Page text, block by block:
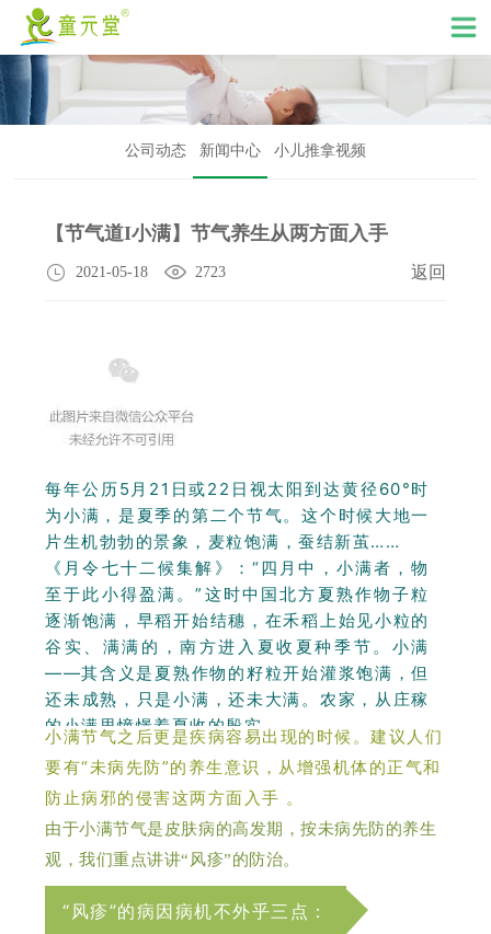
公司动态 新闻中心 小儿推拿视频
【节气道I小满】节气养生从两方面入手
返回
2021-05-18 2723
每年公历5月21日或22日视太阳到达黄径60°时
为小满，是夏季的第二个节气。这个时候大地一
片生机勃勃的景象，麦粒饱满，蚕结新茧……
《月令七十二候集解》：“四月中，小满者，物
至于此小得盈满。”这时中国北方夏熟作物子粒
逐渐饱满，早稻开始结穗，在禾稻上始见小粒的
谷实、满满的，南方进入夏收夏种季节。小满
——其含义是夏熟作物的籽粒开始灌浆饱满，但
还未成熟，只是小满，还未大满。农家，从庄稼
的小满里憧憬着夏收的殷实。
小满节气之后更是疾病容易出现的时候。建议人们
要有“未病先防”的养生意识，从增强机体的正气和
防止病邪的侵害这两方面入手 。
由于小满节气是皮肤病的高发期，按未病先防的养生
观，我们重点讲讲“风疹”的防治。
“风疹”的病因病机不外乎三点：